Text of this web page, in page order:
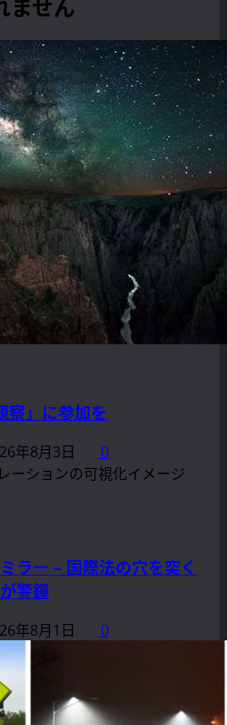
ません
察」に参加を
年8月3日 0
ラー – 国際法の穴を突く
警鐘
年8月1日 0